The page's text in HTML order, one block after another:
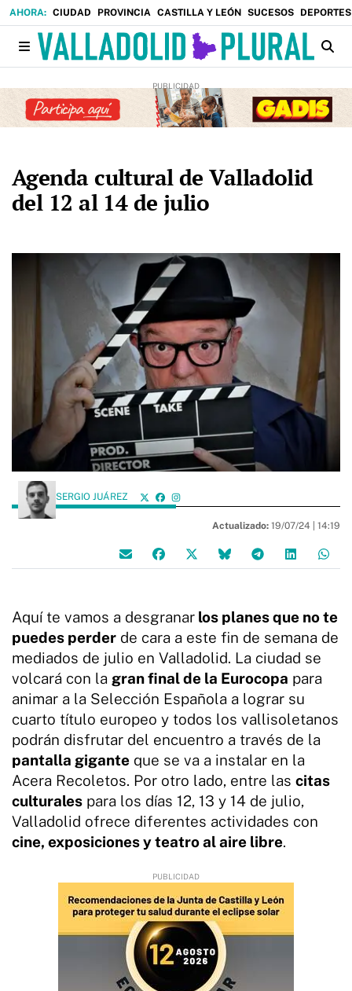
CIUDAD PROVINCIA CASTILLA Y LEÓN SUCESOS DEPORTES
Agenda cultural de Valladolid
del 12 al 14 de julio
SERGIO JUÁREZ
Actualizado: 19/07/24 | 14:19
Aquí te vamos a desgranar los planes que no te
puedes perder de cara a este fin de semana de
mediados de julio en Valladolid. La ciudad se
volcará con la gran final de la Eurocopa para
animar a la Selección Española a lograr su
cuarto título europeo y todos los vallisoletanos
podrán disfrutar del encuentro a través de la
pantalla gigante que se va a instalar en la
Acera Recoletos. Por otro lado, entre las citas
culturales para los días 12, 13 y 14 de julio,
Valladolid ofrece diferentes actividades con
cine, exposiciones y teatro al aire libre.